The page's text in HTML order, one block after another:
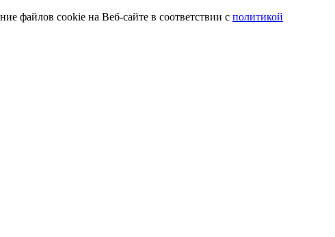
файлов cookie на Веб-сайте в соответствии с политикой